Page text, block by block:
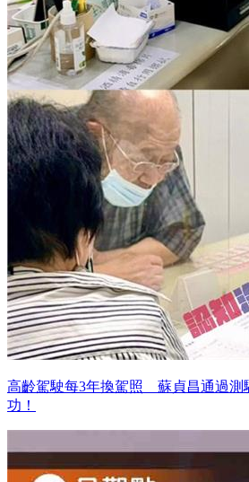
高齡駕駛每3年換駕照 蘇貞昌通過測
功！